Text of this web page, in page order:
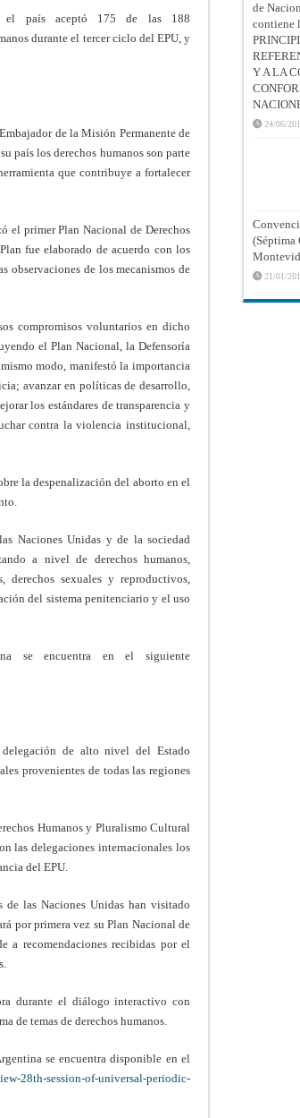
el país aceptó 175 de las 188
durante el tercer ciclo del EPU, y
de la Misión Permanente de
país los derechos humanos son parte
que contribuye a fortalecer
el primer Plan Nacional de Derechos
fue elaborado de acuerdo con los
observaciones de los mecanismos de
compromisos voluntarios en dicho
el Plan Nacional, la Defensoría
modo, manifestó la importancia
avanzar en políticas de desarrollo,
los estándares de transparencia y
contra la violencia institucional,
la despenalización del aborto en el
Naciones Unidas y de la sociedad
a nivel de derechos humanos,
derechos sexuales y reproductivos,
del sistema penitenciario y el uso
se encuentra en el siguiente
de alto nivel del Estado
provenientes de todas las regiones
Humanos y Pluralismo Cultural
las delegaciones internacionales los
del EPU.
de las Naciones Unidas han visitado
por primera vez su Plan Nacional de
a recomendaciones recibidas por el
durante el diálogo interactivo con
de temas de derechos humanos.
se encuentra disponible en el
28th-session-of-universal-periodic-
de
contiene
Y A LA
24/06/
(Séptima
21/01/